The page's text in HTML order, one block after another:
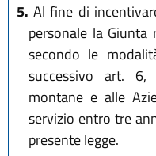
5. Al fine di
personale la Giunta
secondo le
successivo art.
montane e alle
servizio entro tre
presente legge.